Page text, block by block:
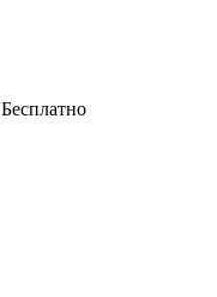
Бесплатно